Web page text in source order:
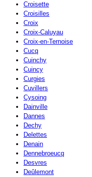
Croisette
Croisilles
Croix
Croix-Caluyau
Croix-en-Ternoise
Cucq
Cuinchy
Cuincy
Curgies
Cuvillers
Cysoing
Dainville
Dannes
Dechy
Delettes
Denain
Dennebroeucq
Desvres
Deûlemont